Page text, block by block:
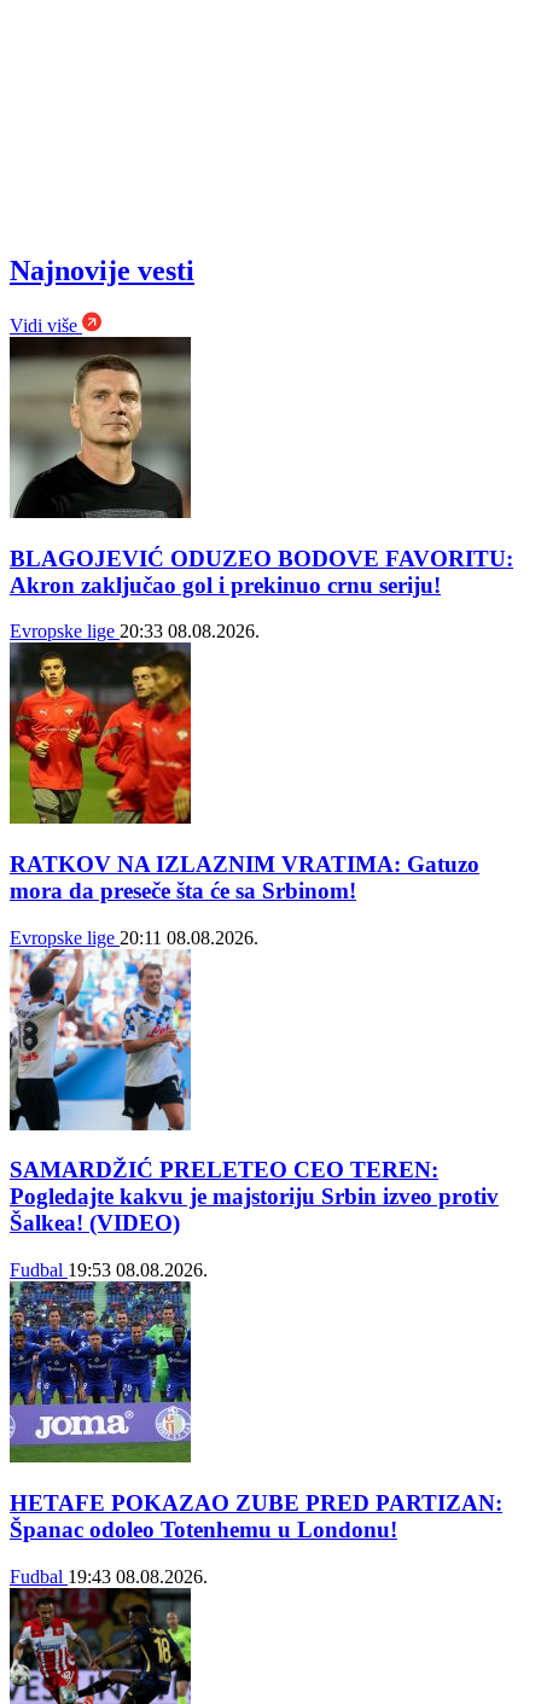
Najnovije vesti
Vidi više
BLAGOJEVIĆ ODUZEO BODOVE FAVORITU:
Akron zaključao gol i prekinuo crnu seriju!
Evropske lige 20:33 08.08.2026.
RATKOV NA IZLAZNIM VRATIMA: Gatuzo
mora da preseče šta će sa Srbinom!
Evropske lige 20:11 08.08.2026.
SAMARDŽIĆ PRELETEO CEO TEREN:
Pogledajte kakvu je majstoriju Srbin izveo protiv
Šalkea! (VIDEO)
Fudbal 19:53 08.08.2026.
HETAFE POKAZAO ZUBE PRED PARTIZAN:
Španac odoleo Totenhemu u Londonu!
Fudbal 19:43 08.08.2026.